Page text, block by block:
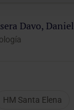
Davo, Daniel
HM Santa Elena